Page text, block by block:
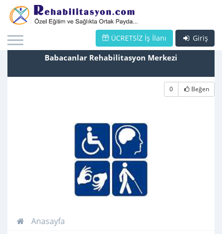
Giriş
ÜCRETSİZ İş İlanı
Babacanlar Rehabilitasyon Merkezi
0 Beğen
Anasayfa